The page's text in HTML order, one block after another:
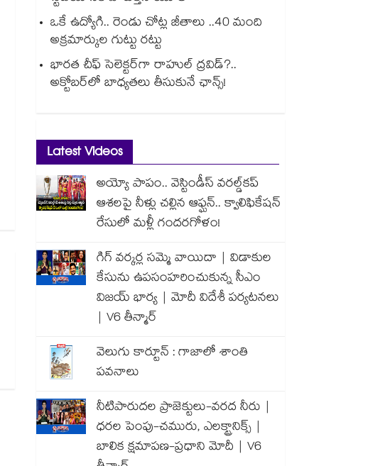
ఒకే ఉద్యోగి.. రెండు చోట్ల జీతాలు ..40 మంది
అక్రమార్కుల గుట్టు రట్టు
భారత చీఫ్ సెలెక్టర్⁬గా రాహుల్ ద్రవిడ్?..
అక్టోబర్‌లో బాధ్యతలు తీసుకునే ఛాన్స్!
Latest Videos
అయ్యో పాపం.. వెస్టిండీస్ వరల్డ్‌కప్
ఆశలపై నీళ్లు చల్లిన ఆఫ్ఘన్.. క్వాలిఫికేషన్
రేసులో మళ్లీ గందరగోళం!
గిగ్ వర్కర్ల సమ్మె వాయిదా | విడాకుల
కేసును ఉపసంహరించుకున్న సీఎం
విజయ్ భార్య | మోదీ విదేశీ పర్యటనలు
| V6 తీన్మార్
వెలుగు కార్టూన్ : గాజాలో శాంతి
పవనాలు
నీటిపారుదల ప్రాజెక్టులు-వరద నీరు |
ధరల పెంపు-చమురు, ఎలక్ట్రానిక్స్ |
బాలిక క్షమాపణ-ప్రధాని మోదీ | V6